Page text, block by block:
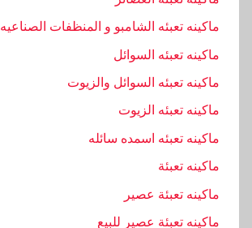
ماكينه تعبئه الشامبو و المنظفات الصناعيه
ماكينه تعبئه السوائل
ماكينه تعبئه السوائل والزيوت
ماكينه تعبئه الزيوت
ماكينه تعبئه اسمده سائله
ماكينه تعبئة
ماكينه تعبئة عصير
ماكينه تعبئة عصير للبيع